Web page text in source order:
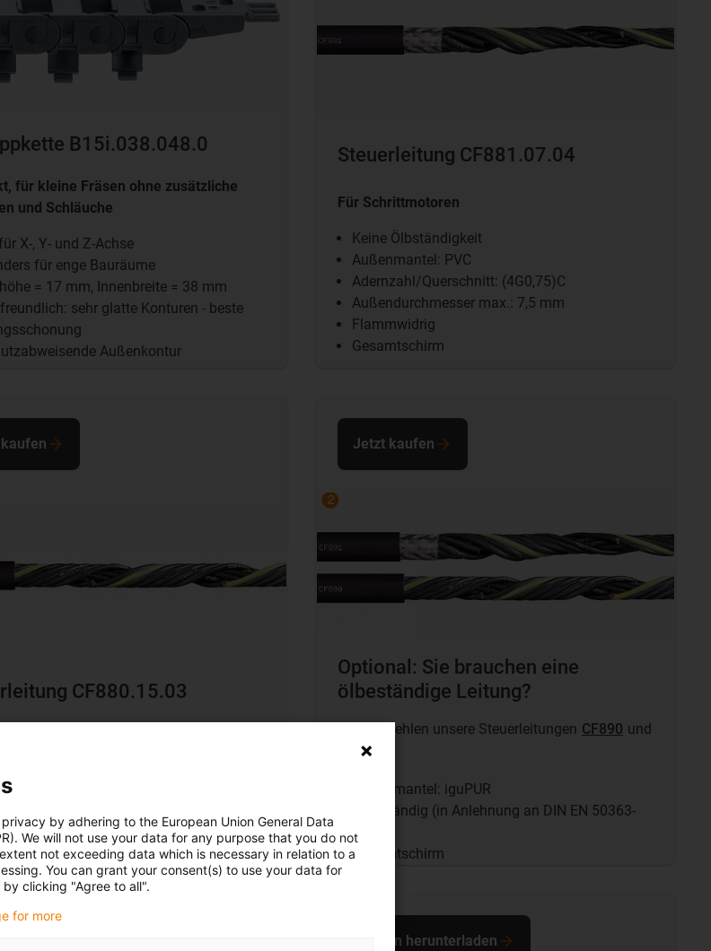
B15i.038.048.0
für kleine Fräsen ohne zusätzliche
und Schläuche
X-, Y- und Z-Achse
für enge Bauräume
= 17 mm, Innenbreite = 38 mm
sehr glatte Konturen - beste
Außenkontur
Steuerleitung CF881.07.04
Für Schrittmotoren
Keine Ölbständigkeit
Außenmantel: PVC
Adernzahl/Querschnitt: (4G0,75)C
Außendurchmesser max.: 7,5 mm
Flammwidrig
Gesamtschirm
CF880.15.03
PVC
Querschnitt: 3G1,5
max.: 7,0 mm
Optional: Sie brauchen eine
ölbeständige Leitung?
Wir empfehlen unsere Steuerleitungen CF890 und
CF891
Außenmantel: iguPUR
Ölbeständig (in Anlehnung an DIN EN 50363-
10-2)
Gesamtschirm
Jetzt kaufen
Dateien herunterladen
by adhering to the European Union General Data
We will not use your data for any purpose that you do not
not exceeding data which is necessary in relation to a
You can grant your consent(s) to use your data for
clicking "Agree to all".
for more